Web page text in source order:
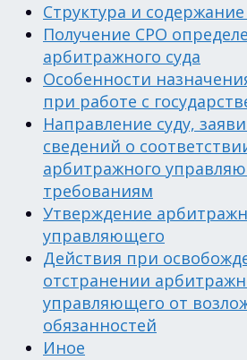
Структура и
Получение СРО
арбитражного суда
Особенности
при работе с
Направление суду,
сведений о
арбитражного
требованиям
Утверждение
управляющего
Действия при
отстранении
управляющего от
обязанностей
Иное